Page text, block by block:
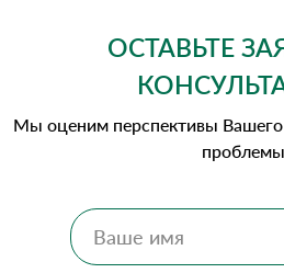
ОСТАВЬТЕ
Мы оценим перспективы